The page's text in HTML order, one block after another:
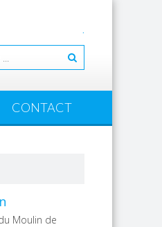
.
CONTACT
Moulin de